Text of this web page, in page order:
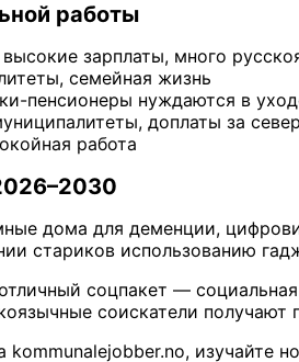
работы
высокие зарплаты, много
семейная жизнь
пенсионеры нуждаются в
доплаты за север
работа
дома для деменции,
стариков использованию
соцпакет —
соискатели получают
kommunalejobber.no, изучайте